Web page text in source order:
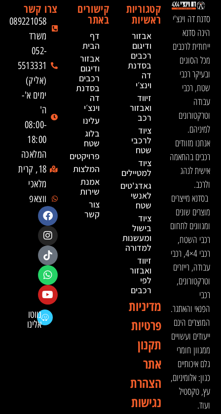
סדנת דה וינצ'י
הינה סדנא
ייחודית לרכבים
מכל הסוגים
ובעיקר רכבי
שטח, רכבי
עבודה
וטרקטורונים
למיניהם.
אנחנו מזוודים
רכבים בהתאמה
אישית לנהג
ולרכב.
בסדנא מייצרים
מוצרים שונים
ומגוונים לתחום
רכבי השטח,
רכבי 4×4, רכבי
עבודה, רייזרים
וטרקטורונים,
רכבי
הפנאי והאתגר.
המוצרים הינם
ייעודים ועשויים
ממגוון חומרי
גלם איכותיים
כגון: אלומיניום,
עץ, טקסטיל
ועוד.
קטגוריות
ראשיות
אבזור
ודיגום
רכבים
בסדנת
דה
וינצ׳י
זיווד
ואבזור
רכב
ציוד
לרכבי
שטח
ציוד
למטיילים
גאדג'טים
לאנשי
שטח
ציוד
בישול
ומעשנות
למדורה
זיווד
ואבזור
לפי
רכבים
מדיניות
פרטיות
תקנון
אתר
הצהרת
נגישות
קישורים
באתר
דף
הבית
אבזור
ודיגום
רכבים
בסדנת
דה
וינצ׳י
עלינו
בלוג
שטח
פרויקטים
המלצות
אמנת
שירות
צור
קשר
צרו קשר
089221058
משרד
052-
5513331
(אליק)
ימים א'-
ה'
08:00-
18:00
המלאכה
18, קרית
מלאכי
ווצאפ
נווטו
אלינו